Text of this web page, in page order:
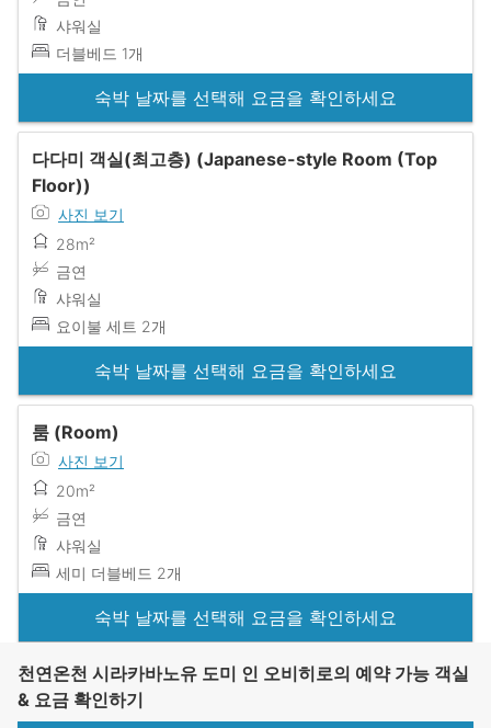
샤워실
더블베드 1개
숙박 날짜를 선택해 요금을 확인하세요
다다미 객실(최고층) (Japanese-style Room (Top
Floor))
사진 보기
28m²
금연
샤워실
요이불 세트 2개
숙박 날짜를 선택해 요금을 확인하세요
룸 (Room)
사진 보기
20m²
금연
샤워실
세미 더블베드 2개
숙박 날짜를 선택해 요금을 확인하세요
천연온천 시라카바노유 도미 인 오비히로의 예약 가능 객실
& 요금 확인하기